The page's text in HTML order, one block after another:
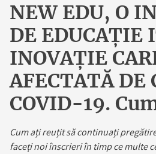
NEW EDU, O
DE EDUCAȚIE
INOVAȚIE
AFECTATĂ DE
COVID-19.
Cum ați reuțit să continuați
faceți noi înscrieri în timp ce multe